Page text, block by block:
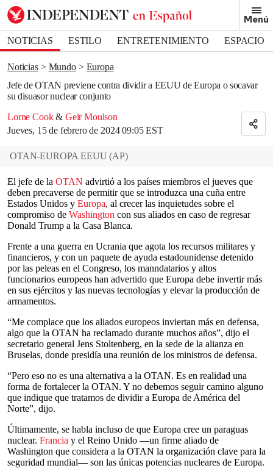
Menú
NOTICIAS ESTILO ENTRETENIMIENTO
ESPACIO
DEPORTES
Noticias Mundo
Europa
Jefe de OTAN previene contra dividir a EEUU de Europa o socavar
su disuasor nuclear conjunto
Lorne Cook & Geir Moulson
Jueves, 15 de febrero de 2024 09:05 EST
Bookmark popover
Removed from bookmarks
Close popover
OTAN-EUROPA EEUU (AP)
El jefe de la OTAN advirtió a los países miembros el jueves que
deben precaverse de permitir que se introduzca una cuña entre
Estados Unidos y Europa, al crecer las inquietudes sobre el
compromiso de Washington con sus aliados en caso de regresar
Donald Trump a la Casa Blanca.
Frente a una guerra en Ucrania que agota los recursos militares y
financieros, y con un paquete de ayuda estadounidense detenido
por las peleas en el Congreso, los manndatarios y altos
funcionarios europeos han advertido que Europa debe invertir más
en sus ejércitos y las nuevas tecnologías y elevar la producción de
armamentos.
“Me complace que los aliados europeos inviertan más en defensa,
algo que la OTAN ha reclamado durante muchos años”, dijo el
secretario general Jens Stoltenberg, en la sede de la alianza en
Bruselas, donde presidía una reunión de los ministros de defensa.
“Pero eso no es una alternativa a la OTAN. Es en realidad una
forma de fortalecer la OTAN. Y no debemos seguir camino alguno
que indique que tratamos de dividir a Europa de América del
Norte”, dijo.
Últimamente, se habla incluso de que Europa cree un paraguas
nuclear. Francia y el Reino Unido —un firme aliado de
Washington que considera a la OTAN la organización clave para la
seguridad mundial— son las únicas potencias nucleares de Europa.